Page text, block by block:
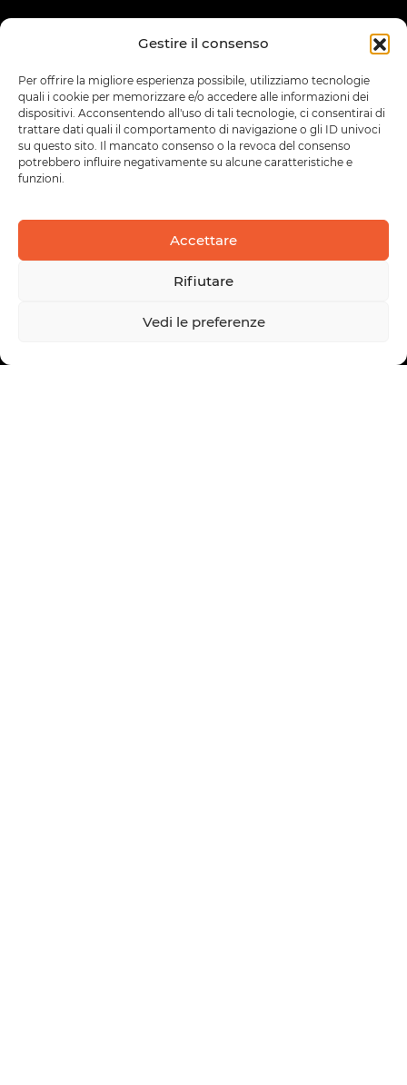
Gestire il consenso
Per offrire la migliore esperienza possibile, utilizziamo tecnologie
quali i cookie per memorizzare e/o accedere alle informazioni dei
dispositivi. Acconsentendo all'uso di tali tecnologie, ci consentirai di
trattare dati quali il comportamento di navigazione o gli ID univoci
su questo sito. Il mancato consenso o la revoca del consenso
potrebbero influire negativamente su alcune caratteristiche e
funzioni.
Accettare
Rifiutare
Vedi le preferenze